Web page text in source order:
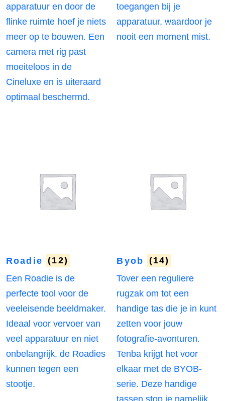
apparatuur en door de
flinke ruimte hoef je niets
meer op te bouwen. Een
camera met rig past
moeiteloos in de
Cineluxe en is uiteraard
optimaal beschermd.
toegangen bij je
apparatuur, waardoor je
nooit een moment mist.
Roadie
(12)
Een Roadie is de
perfecte tool voor de
veeleisende beeldmaker.
Ideaal voor vervoer van
veel apparatuur en niet
onbelangrijk, de Roadies
kunnen tegen een
stootje.
Byob
(14)
Tover een reguliere
rugzak om tot een
handige tas die je in kunt
zetten voor jouw
fotografie-avonturen.
Tenba krijgt het voor
elkaar met de BYOB-
serie. Deze handige
tassen stop je namelijk